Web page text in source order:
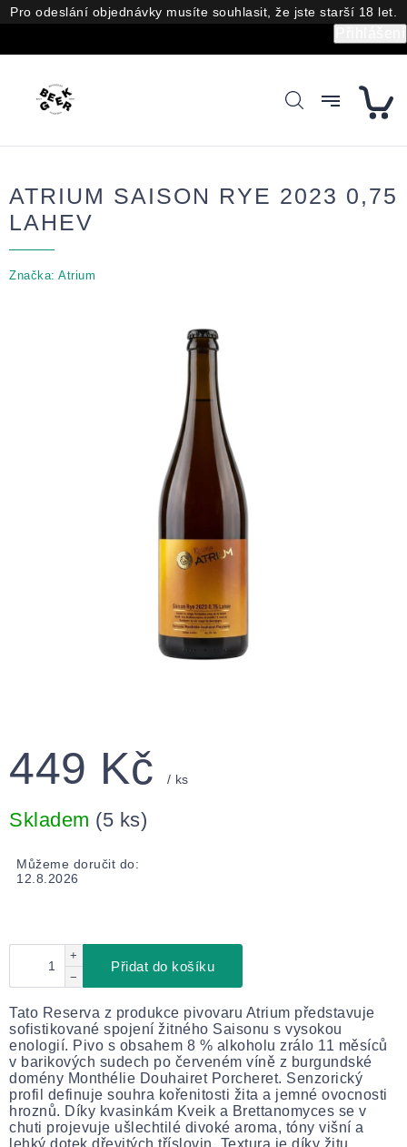
Přejít
na
Pro odeslání objednávky musíte souhlasit, že jste starší 18 let.
ATRIUM SAISON RYE 2023 0,75
LAHEV
Značka: Atrium
449 Kč / ks
cena:
Skladem (5 ks)
Můžeme doručit do:
12.8.2026
+
−
Přidat do košíku
Tato Reserva z produkce pivovaru Atrium představuje
sofistikované spojení žitného Saisonu s vysokou
enologií. Pivo s obsahem 8 % alkoholu zrálo 11 měsíců
v barikových sudech po červeném víně z burgundské
domény Monthélie Douhairet Porcheret. Senzorický
profil definuje souhra kořenitosti žita a jemné ovocnosti
hroznů. Díky kvasinkám Kveik a Brettanomyces se v
chuti projevuje ušlechtilé divoké aroma, tóny višní a
lehký dotek dřevitých tříslovin. Textura je díky žitu